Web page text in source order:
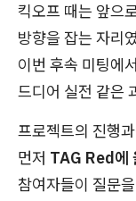
킥오프 때는 앞으
방향을 잡는 자리
이번 후속 미팅에
드디어 실전 같은
프로젝트의 진행
먼저 TAG Red에
참여자들이 질문